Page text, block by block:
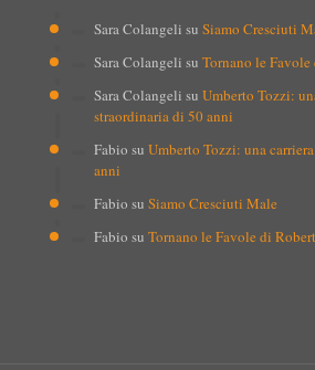
Sara Colangeli su Siamo Cresciuti
Sara Colangeli su Tornano le
Sara Colangeli su Umberto Tozzi:
straordinaria di 50 anni
Fabio su Umberto Tozzi: una
anni
Fabio su Siamo Cresciuti Male
Fabio su Tornano le Favole di